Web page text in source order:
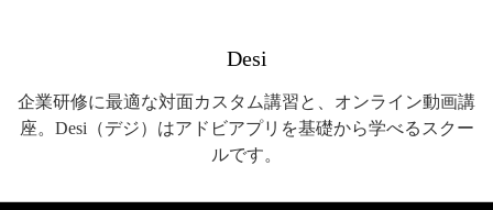
Desi
企業研修に最適な対面カスタム講習と、オンライン動画講
座。Desi（デジ）はアドビアプリを基礎から学べるスクー
ルです。